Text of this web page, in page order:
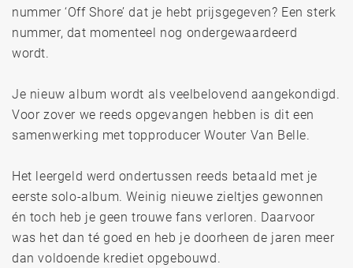
nummer ‘Off Shore’ dat je hebt prijsgegeven? Een sterk
nummer, dat momenteel nog ondergewaardeerd
wordt.
Je nieuw album wordt als veelbelovend aangekondigd.
Voor zover we reeds opgevangen hebben is dit een
samenwerking met topproducer Wouter Van Belle.
Het leergeld werd ondertussen reeds betaald met je
eerste solo-album. Weinig nieuwe zieltjes gewonnen
én toch heb je geen trouwe fans verloren. Daarvoor
was het dan té goed en heb je doorheen de jaren meer
dan voldoende krediet opgebouwd.